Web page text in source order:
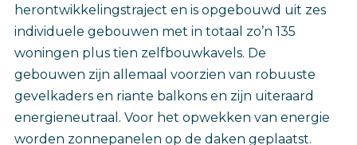
herontwikkelingstraject en is opgebouwd uit zes
individuele gebouwen met in totaal zo’n 135
woningen plus tien zelfbouwkavels. De
gebouwen zijn allemaal voorzien van robuuste
gevelkaders en riante balkons en zijn uiteraard
energieneutraal. Voor het opwekken van energie
worden zonnepanelen op de daken geplaatst.